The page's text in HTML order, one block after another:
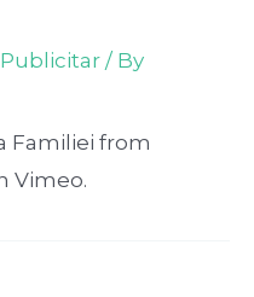
/ By
Familiei from
Vimeo.